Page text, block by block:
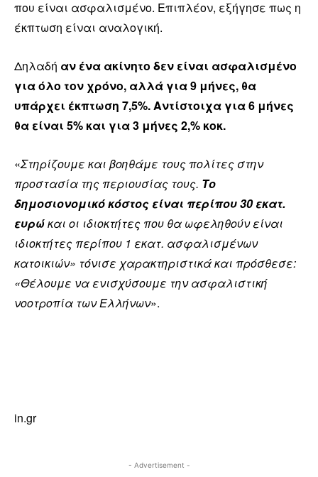
που είναι ασφαλισμένο. Επιπλέον, εξήγησε πως η
έκπτωση είναι αναλογική.
Δηλαδή αν ένα ακίνητο δεν είναι ασφαλισμένο
για όλο τον χρόνο, αλλά για 9 μήνες, θα
υπάρχει έκπτωση 7,5%. Αντίστοιχα για 6 μήνες
θα είναι 5% και για 3 μήνες 2,% κοκ.
«Στηρίζουμε και βοηθάμε τους πολίτες στην
προστασία της περιουσίας τους. Το
δημοσιονομικό κόστος είναι περίπου 30 εκατ.
ευρώκαι οι ιδιοκτήτες που θα ωφεληθούν είναι
ιδιοκτήτες περίπου 1 εκατ. ασφαλισμένων
κατοικιών» τόνισε χαρακτηριστικά και πρόσθεσε:
«Θέλουμε να ενισχύσουμε την ασφαλιστική
νοοτροπία των Ελλήνων».
in.gr
- Advertisement -